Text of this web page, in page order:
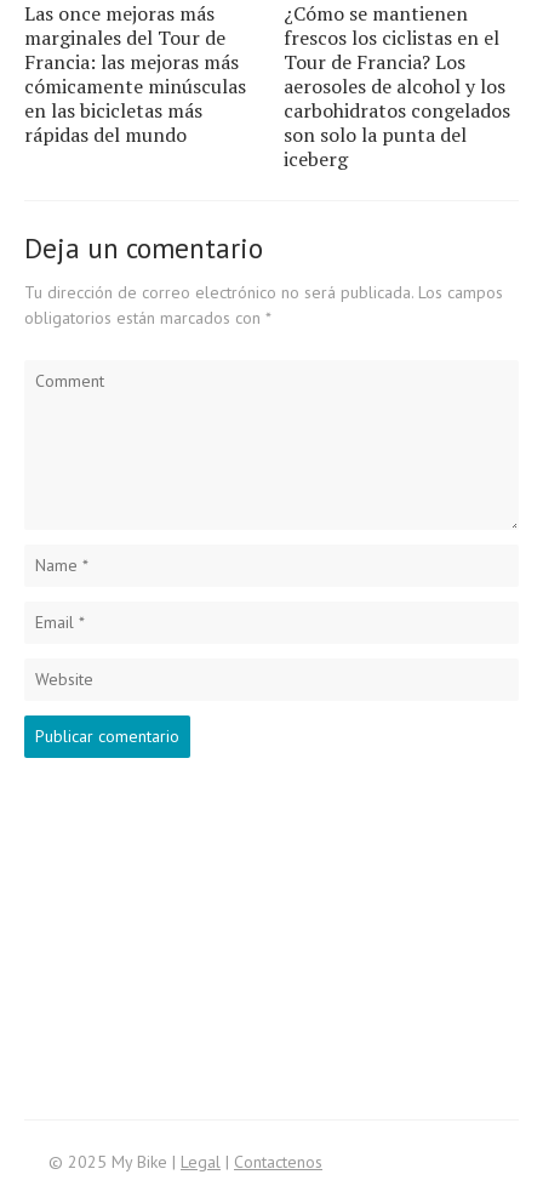
Las once mejoras más
marginales del Tour de
Francia: las mejoras más
cómicamente minúsculas
en las bicicletas más
rápidas del mundo
¿Cómo se mantienen
frescos los ciclistas en el
Tour de Francia? Los
aerosoles de alcohol y los
carbohidratos congelados
son solo la punta del
iceberg
Deja un comentario
Tu dirección de correo electrónico no será publicada. Los campos
obligatorios están marcados con *
© 2025 My Bike | Legal | Contactenos
or: